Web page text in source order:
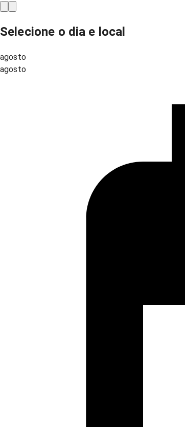
Selecione o dia e local
agosto
agosto